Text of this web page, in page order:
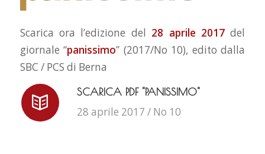
Scarica ora l’edizione del 28 aprile 2017 del
giornale “panissimo” (2017/No 10), edito dalla
SBC / PCS di Berna
SCARICA PDF "PANISSIMO"
28 aprile 2017 / No 10